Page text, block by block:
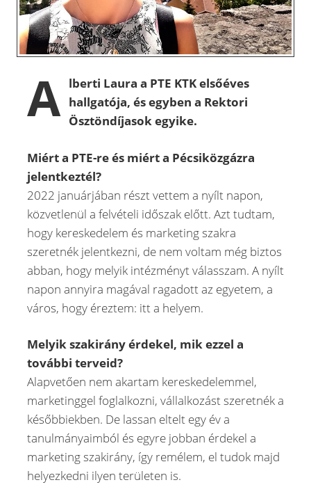
A lberti Laura a PTE KTK elsőéves
hallgatója, és egyben a Rektori
Ösztöndíjasok egyike.
Miért a PTE-re és miért a Pécsiközgázra
jelentkeztél?
2022 januárjában részt vettem a nyílt napon,
közvetlenül a felvételi időszak előtt. Azt tudtam,
hogy kereskedelem és marketing szakra
szeretnék jelentkezni, de nem voltam még biztos
abban, hogy melyik intézményt válasszam. A nyílt
napon annyira magával ragadott az egyetem, a
város, hogy éreztem: itt a helyem.
Melyik szakirány érdekel, mik ezzel a
további terveid?
Alapvetően nem akartam kereskedelemmel,
marketinggel foglalkozni, vállalkozást szeretnék a
későbbiekben. De lassan eltelt egy év a
tanulmányaimból és egyre jobban érdekel a
marketing szakirány, így remélem, el tudok majd
helyezkedni ilyen területen is.